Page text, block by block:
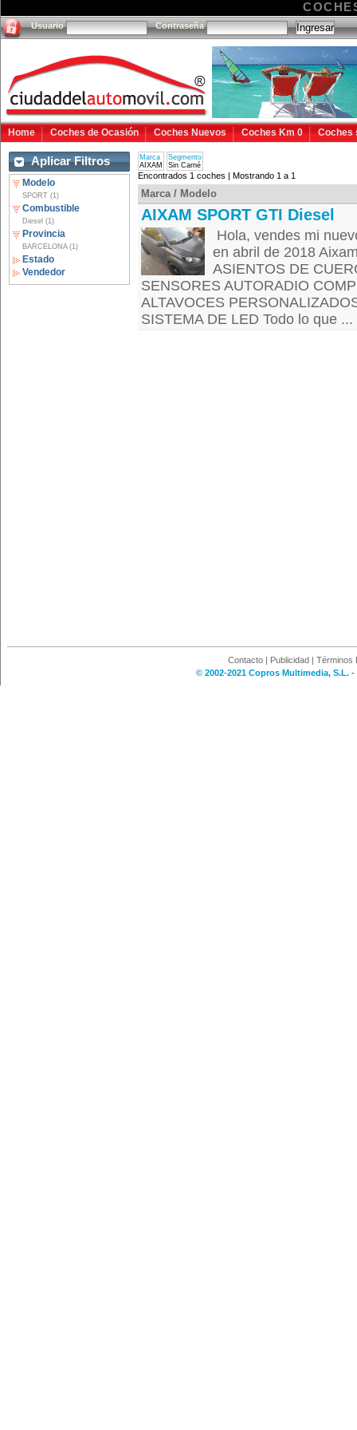
Usuario Contraseña
Home Coches de Ocasión Coches Nuevos Coches Km 0 Coches
Aplicar Filtros
Modelo
SPORT (1)
Combustible
Diesel (1)
Provincia
BARCELONA (1)
Estado
Vendedor
Marca
AIXAM
Segmento
Sin Carné
Encontrados 1 coches | Mostrando 1 a 1
Marca / Modelo
AIXAM SPORT GTI Diesel
Hola, vendes mi
en abril de 2018
ASIENTOS DE
SENSORES AUTORADIO
ALTAVOCES
SISTEMA DE LED Todo lo que ...
Contacto | Publicidad | Términos
© 2002-2021 Copros Multimedia, S.L.